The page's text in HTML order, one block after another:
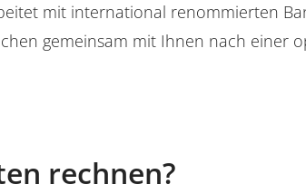
mit international renommierten
gemeinsam mit Ihnen nach einer
rechnen?